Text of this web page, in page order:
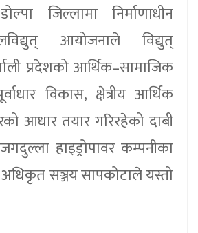
जिल्लामा निर्माणाधीन
आयोजनाले विद्युत्
प्रदेशको आर्थिक–सामाजिक
विकास, क्षेत्रीय आर्थिक
आधार तयार गरिरहेको दाबी
हाइड्रोपावर कम्पनीका
अधिकृत सञ्जय सापकोटाले यस्तो